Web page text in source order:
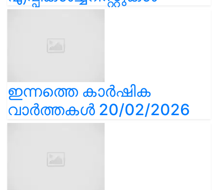
ഇന്നത്തെ കാർഷിക
വാർത്തകൾ 20/02/2026